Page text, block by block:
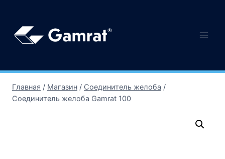
Главная / Магазин / Соединитель желоба /
Соединитель желоба Gamrat 100